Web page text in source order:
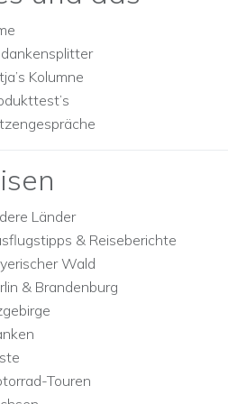
Kolumne
Länder
& Reiseberichte
Wald
& Brandenburg
Touren